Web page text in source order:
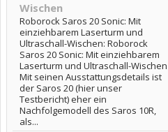
Wischen
Roborock Saros 20 Sonic: Mit
einziehbarem Laserturm und
Ultraschall-Wischen: Roborock
Saros 20 Sonic: Mit einziehbarem
Laserturm und Ultraschall-Wischen
Mit seinen Ausstattungsdetails ist
der Saros 20 (hier unser
Testbericht) eher ein
Nachfolgemodell des Saros 10R,
als...